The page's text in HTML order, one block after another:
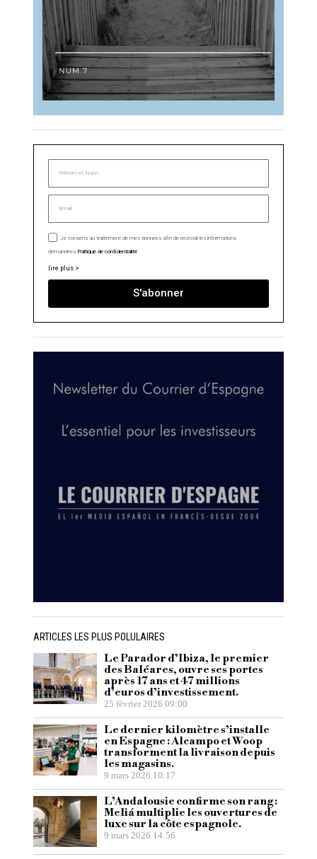
Je consens au traitement de mes données afin de recevoir les informations
demandées.Politique de confidentialité
lire plus >
S'abonner
ARTICLES LES PLUS POLULAIRES
Le Parador d’Ibiza, le premier
des Baléares, ouvre ses portes
après 17 ans et 47 millions
d’euros d’investissement.
25 février 2026 09:00
Le dernier kilomètre s’installe
en Espagne : Alcampo et Woop
transforment la livraison depuis
les magasins.
9 mars 2026 10:17
L’Andalousie confirme son rang :
Meliá multiplie les ouvertures de
luxe sur la côte espagnole.
9 mars 2026 14:56